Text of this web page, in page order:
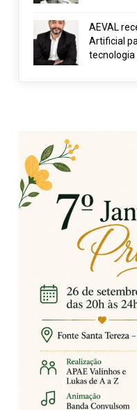
AEVAL
Artificial
tecnologia